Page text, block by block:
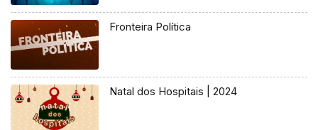
Fronteira Política
Natal dos Hospitais | 2024